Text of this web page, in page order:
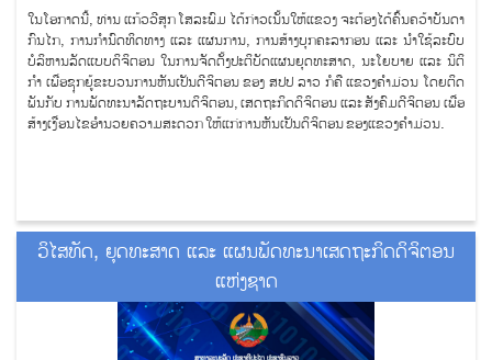
ໃນໂອກາດນີ້, ທ່ານ ແກ້ວວີສຸກ ໂສລະພົມ ໄດ້ກ່າວເນັ້ນໃຫ້ແຂວງ ຈະຕ້ອງໄດ້ຄົ້ນຄວ້າບັນດາ
ກົນໄກ, ການກຳນົດທິດທາງ ແລະ ແຜນການ, ການສ້າງບຸກຄະລາກອນ ແລະ ນຳໃຊ້ລະບົບ
ບໍລິຫານລັດແບບດິຈິຕອນ ໃນການຈັດຕັ້ງປະຕິບັດແຜນຍຸດທະສາດ, ນະໂຍບາຍ ແລະ ນິຕິ
ກຳ ເພື່ອຊຸກຍູ້ຂະບວນການຫັນເປັນດີຈິຕອນ ຂອງ ສປປ ລາວ ກໍຄື ແຂວງຄໍາມ່ວນ ໂດຍຕິດ
ພັນກັບ ການພັດທະນາລັດຖະບານດິຈິຕອນ, ເສດຖະກິດດິຈິຕອນ ແລະ ສັງຄົມດີຈິຕອນ ເພື່ອ
ສ້າງເງື່ອນໄຂອໍານວຍຄວາມສະດວກ ໃຫ້ແກ່ການຫັນເປັນດິຈິຕອນ ຂອງແຂວງຄໍາມ່ວນ.
ວິໄສທັດ, ຍຸດທະສາດ ແລະ ແຜນພັດທະນາເສດຖະກິດດິຈິຕອນ
ແຫ່ງຊາດ